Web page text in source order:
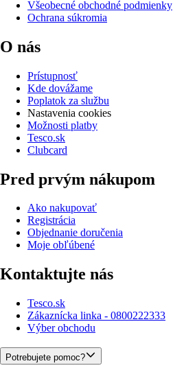
Všeobecné obchodné podmienky
Ochrana súkromia
O nás
Prístupnosť
Kde dovážame
Poplatok za službu
Nastavenia cookies
Možnosti platby
Tesco.sk
Clubcard
Pred prvým nákupom
Ako nakupovať
Registrácia
Objednanie doručenia
Moje obľúbené
Kontaktujte nás
Tesco.sk
Zákaznícka linka - 0800222333
Výber obchodu
Potrebujete pomoc?